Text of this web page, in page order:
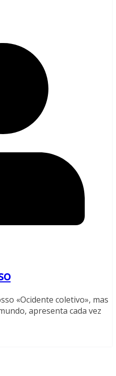
«Ocidente coletivo», mas
apresenta cada vez